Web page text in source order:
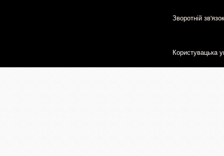
Зворотній зв'язок
Користувацька